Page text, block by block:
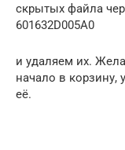
скрытых файла
601632D005A0
и удаляем их.
начало в корзину,
её.